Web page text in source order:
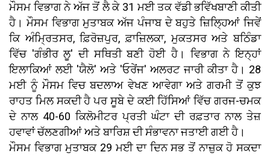
ਮੌਸਮ ਵਿਭਾਗ ਨੇ ਅੱਜ ਤੋਂ ਲੈ ਕੇ 31 ਮਈ ਤਕ ਵੱਡੀ ਭਵਿੱਖਬਾਣੀ ਕੀਤੀ
ਹੈ। ਮੌਸਮ ਵਿਭਾਗ ਮੁਤਾਬਕ ਅੱਜ ਪੰਜਾਬ ਦੇ ਬਹੁਤੇ ਜ਼ਿਲ੍ਹਿਆਂ ਜਿਵੇਂ
ਕਿ ਅੰਮ੍ਰਿਤਸਰ, ਫ਼ਿਰੋਜ਼ਪੁਰ, ਫ਼ਾਜ਼ਿਲਕਾ, ਮੁਕਤਸਰ ਅਤੇ ਬਠਿੰਡਾ
ਵਿੱਚ 'ਗੰਭੀਰ ਲੂ' ਦੀ ਸਥਿਤੀ ਬਣੀ ਹੋਈ ਹੈ। ਵਿਭਾਗ ਨੇ ਇਨ੍ਹਾਂ
ਇਲਾਕਿਆਂ ਲਈ 'ਯੈਲੋ' ਅਤੇ 'ਓਰੇਂਜ' ਅਲਰਟ ਜਾਰੀ ਕੀਤਾ ਹੈ। 28
ਮਈ ਨੂੰ ਮੌਸਮ ਵਿਚ ਬਦਲਾਅ ਵੇਖਣ ਆਵੇਗਾ ਅਤੇ ਗਰਮੀ ਤੋਂ ਕੁਝ
ਰਾਹਤ ਮਿਲ ਸਕਦੀ ਹੈ ਪਰ ਸੂਬੇ ਦੇ ਕਈ ਹਿੱਸਿਆਂ ਵਿੱਚ ਗਰਜ-ਚਮਕ
ਦੇ ਨਾਲ 40-60 ਕਿਲੋਮੀਟਰ ਪ੍ਰਤੀ ਘੰਟਾ ਦੀ ਰਫ਼ਤਾਰ ਨਾਲ ਤੇਜ਼
ਹਵਾਵਾਂ ਚੱਲਣਗੀਆਂ ਅਤੇ ਬਾਰਿਸ਼ ਦੀ ਸੰਭਾਵਨਾ ਜਤਾਈ ਗਈ ਹੈ।
ਮੌਸਮ ਵਿਭਾਗ ਮੁਤਾਬਕ 29 ਮਈ ਦਾ ਦਿਨ ਸਭ ਤੋਂ ਨਾਜ਼ੁਕ ਹੋ ਸਕਦਾ